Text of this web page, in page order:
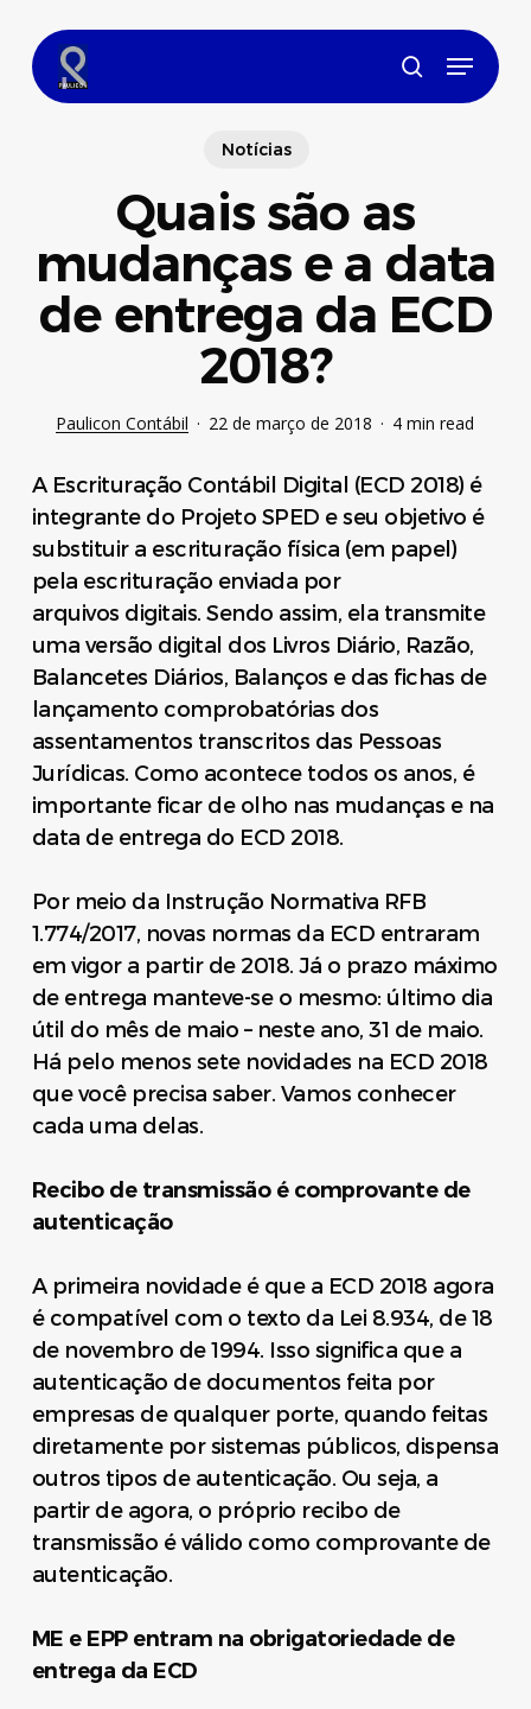
main
content
search
Menu
Notícias
Quais são as
mudanças e a data
de entrega da ECD
2018?
Paulicon Contábil 22 de março de 2018 4 min read
A Escrituração Contábil Digital (ECD 2018) é
integrante do Projeto SPED e seu objetivo é
substituir a escrituração física (em papel)
pela escrituração enviada por
arquivos digitais. Sendo assim, ela transmite
uma versão digital dos Livros Diário, Razão,
Balancetes Diários, Balanços e das fichas de
lançamento comprobatórias dos
assentamentos transcritos das Pessoas
Jurídicas. Como acontece todos os anos, é
importante ficar de olho nas mudanças e na
data de entrega do ECD 2018.
Por meio da Instrução Normativa RFB
1.774/2017, novas normas da ECD entraram
em vigor a partir de 2018. Já o prazo máximo
de entrega manteve-se o mesmo: último dia
útil do mês de maio – neste ano, 31 de maio.
Há pelo menos sete novidades na ECD 2018
que você precisa saber. Vamos conhecer
cada uma delas.
Recibo de transmissão é comprovante de
autenticação
A primeira novidade é que a ECD 2018 agora
é compatível com o texto da Lei 8.934, de 18
de novembro de 1994. Isso significa que a
autenticação de documentos feita por
empresas de qualquer porte, quando feitas
diretamente por sistemas públicos, dispensa
outros tipos de autenticação. Ou seja, a
partir de agora, o próprio recibo de
transmissão é válido como comprovante de
autenticação.
ME e EPP entram na obrigatoriedade de
entrega da ECD